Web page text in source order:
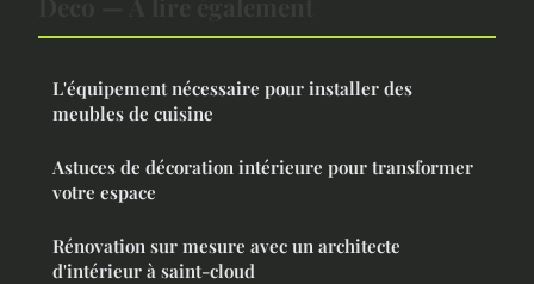
L'équipement nécessaire pour installer des
meubles de cuisine
Astuces de décoration intérieure pour transformer
votre espace
Rénovation sur mesure avec un architecte
d'intérieur à saint-cloud